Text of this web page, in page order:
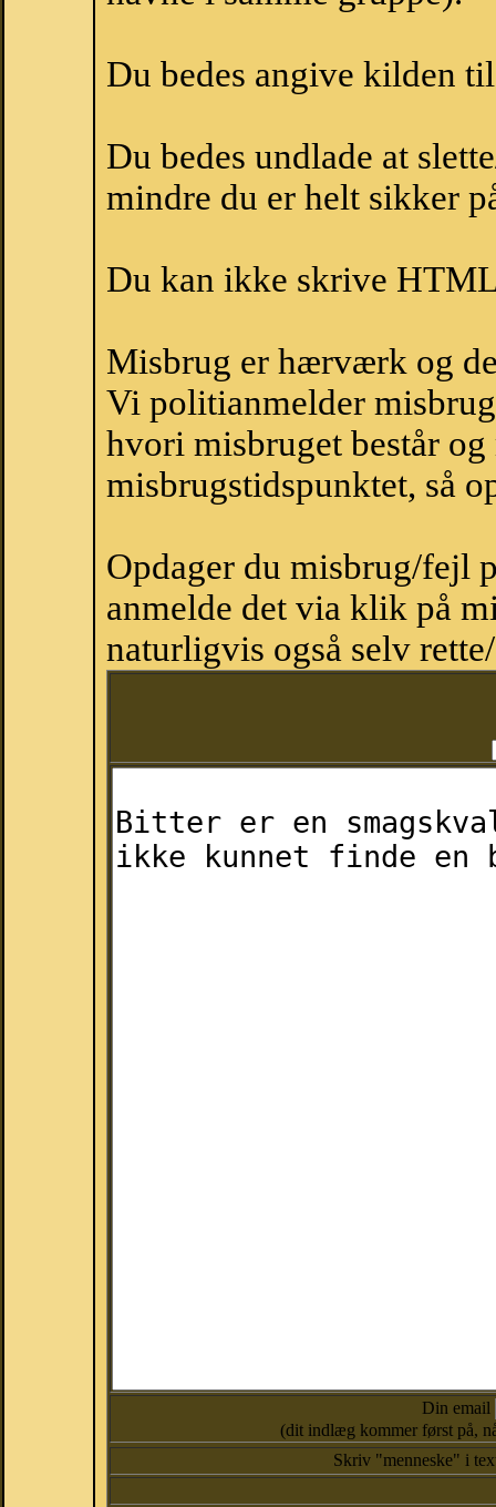
Du bedes angive kilden
Du bedes undlade at
mindre du er helt sikker
Du kan ikke skrive
Misbrug er hærværk og
Vi politianmelder
hvori misbruget består
misbrugstidspunktet, så
Opdager du misbrug/fejl
anmelde det via klik på
naturligvis også selv
Din email
(dit indlæg kommer først på,
Skriv "menneske" i